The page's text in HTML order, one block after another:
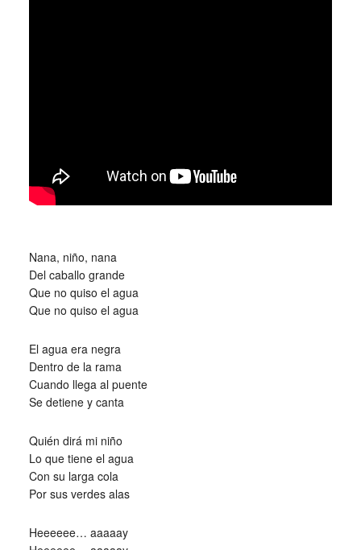
Nana, niño, nana
Del caballo grande
Que no quiso el agua
Que no quiso el agua
El agua era negra
Dentro de la rama
Cuando llega al puente
Se detiene y canta
Quién dirá mi niño
Lo que tiene el agua
Con su larga cola
Por sus verdes alas
Heeeeee… aaaaay